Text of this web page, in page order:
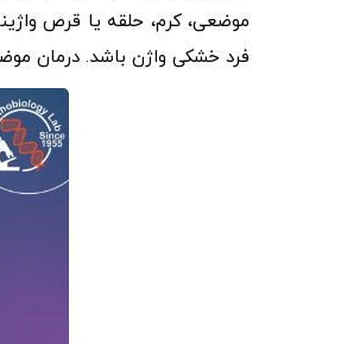
موضعی، کرم، حلقه یا قرص
فرد خشکی واژن باشد. درمان